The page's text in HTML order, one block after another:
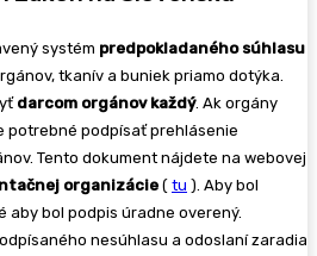
systém predpokladaného súhlasu
tkanív a buniek priamo dotýka.
darcom orgánov každý. Ak orgány
potrebné podpísať prehlásenie
Tento dokument nájdete na webovej
organizácie ( tu ). Aby bol
bol podpis úradne overený.
nesúhlasu a odoslaní zaradia